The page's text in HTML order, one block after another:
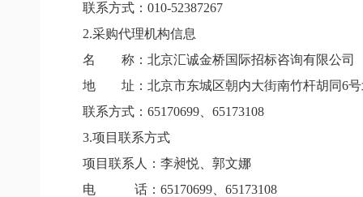
联系方式：010-52387267
2.采购代理机构信息
名
称：北京汇诚金桥国际招标咨询有限公司
地
址：北京市东城区朝内大街南竹杆胡同6
联系方式： 65170699
65173108
3.项目联系方式
项目联系人：李昶悦、郭文娜
电
话： 65170699 65173108